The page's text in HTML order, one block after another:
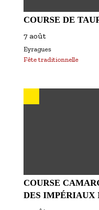
COURSE DE
7 août
Eyragues
Fête traditionnelle
COURSE
DES IMPÉRIAUX